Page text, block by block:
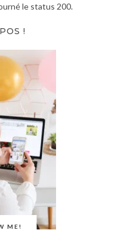
le status 200.
ME!
!